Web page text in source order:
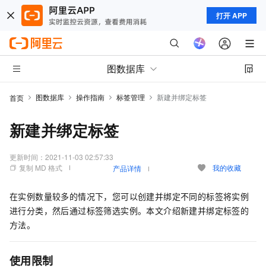
打开 APP
图数据库
首页 图数据库 操作指南 标签管理 新建并绑定标签
新建并绑定标签
更新时间： 2021-11-03 02:57:33
复制 MD 格式
产品详情 我的收藏
在实例数量较多的情况下，您可以创建并绑定不同的标签将实例
进行分类，然后通过标签筛选实例。本文介绍新建并绑定标签的
方法。
使用限制